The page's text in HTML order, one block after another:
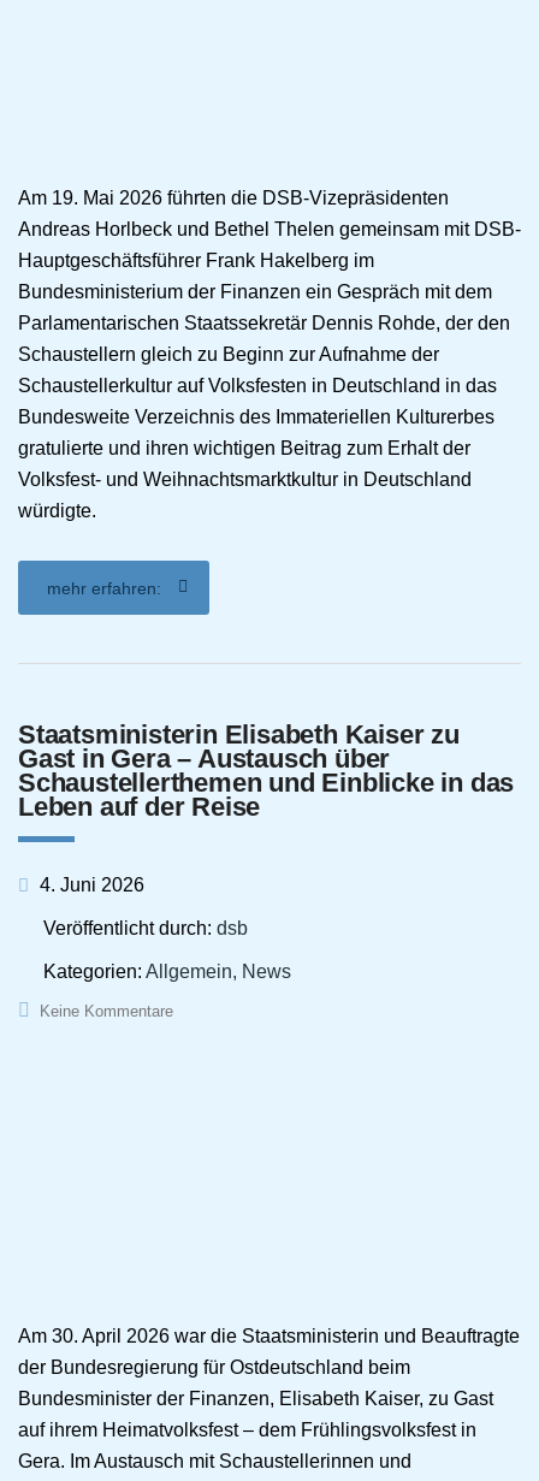
Am 19. Mai 2026 führten die DSB-Vizepräsidenten
Andreas Horlbeck und Bethel Thelen gemeinsam mit DSB-
Hauptgeschäftsführer Frank Hakelberg im
Bundesministerium der Finanzen ein Gespräch mit dem
Parlamentarischen Staatssekretär Dennis Rohde, der den
Schaustellern gleich zu Beginn zur Aufnahme der
Schaustellerkultur auf Volksfesten in Deutschland in das
Bundesweite Verzeichnis des Immateriellen Kulturerbes
gratulierte und ihren wichtigen Beitrag zum Erhalt der
Volksfest- und Weihnachtsmarktkultur in Deutschland
würdigte.
mehr erfahren:
Staatsministerin Elisabeth Kaiser zu
Gast in Gera – Austausch über
Schaustellerthemen und Einblicke in das
Leben auf der Reise
4. Juni 2026
Veröffentlicht durch: dsb
Kategorien: Allgemein, News
Keine Kommentare
Am 30. April 2026 war die Staatsministerin und Beauftragte
der Bundesregierung für Ostdeutschland beim
Bundesminister der Finanzen, Elisabeth Kaiser, zu Gast
auf ihrem Heimatvolksfest – dem Frühlingsvolksfest in
Gera. Im Austausch mit Schaustellerinnen und